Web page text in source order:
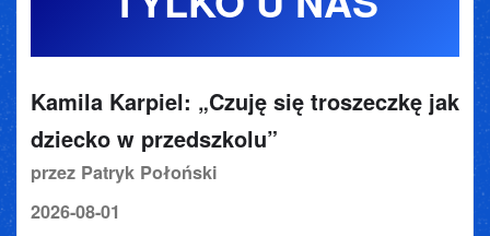
Kamila Karpiel: „Czuję się troszeczkę jak
dziecko w przedszkolu”
przez Patryk Połoński
2026-08-01